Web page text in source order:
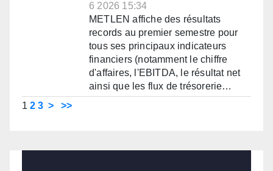
6 2026 15:34
METLEN affiche des résultats
records au premier semestre pour
tous ses principaux indicateurs
financiers (notamment le chiffre
d'affaires, l'EBITDA, le résultat net
ainsi que les flux de trésorerie…
1 2 3 > >>